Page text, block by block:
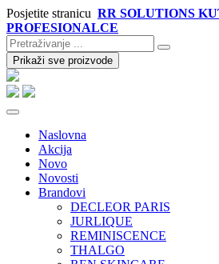
Posjetite stranicu RR SOLUTIONS
PROFESIONALCE
Prikaži sve proizvode
Naslovna
Akcija
Novo
Novosti
Brandovi
DECLEOR PARIS
JURLIQUE
REMINISCENCE
THALGO